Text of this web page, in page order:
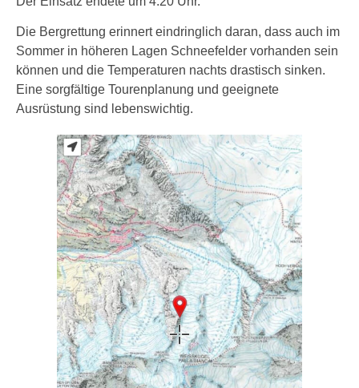
Die Bergrettung erinnert eindringlich daran, dass auch im
Sommer in höheren Lagen Schneefelder vorhanden sein
können und die Temperaturen nachts drastisch sinken.
Eine sorgfältige Tourenplanung und geeignete
Ausrüstung sind lebenswichtig.